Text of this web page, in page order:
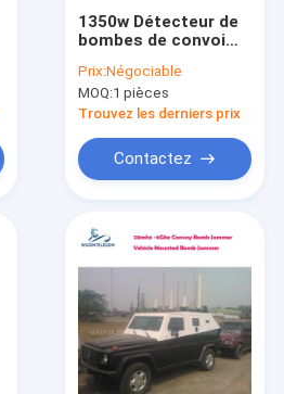
1350w Détecteur de
bombes de convoi
20-6000mhz
Prix:Négociable
MOQ:1 pièces
Trouvez les derniers prix
Contactez